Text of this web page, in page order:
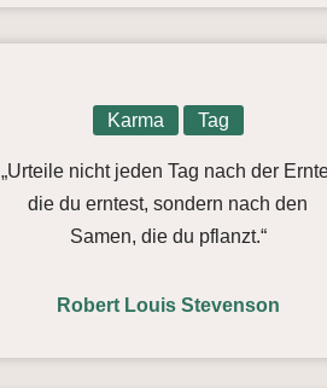
Karma Tag
„Urteile nicht jeden Tag nach der
die du erntest, sondern nach den
Samen, die du pflanzt.“
Robert Louis Stevenson